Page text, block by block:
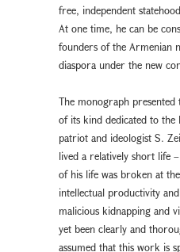
free, independent
At one time, he can be
founders of the Armenian
diaspora under the new
The monograph
of its kind dedicated to
patriot and ideologist S.
lived a relatively short life
of his life was broken at
intellectual productivity
malicious kidnapping and
yet been clearly and
assumed that this work is